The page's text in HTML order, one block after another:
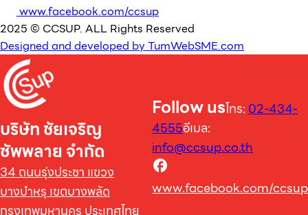
www.facebook.com/ccsup
2025 © CCSUP. ALL Rights Reserved
Designed and developed by TumWebSME.com
บริษัท ชัยเจริญ
ซัพพลาย จำกัด
34 ถนนรุ่งประชา แขวง
บางบำหรุ เขตบางพลัด
กรุงเทพมหานคร ประเทศไทย
Follow usโทร:02-434-
4555อีเมล:
info@ccsup.co.th
www.facebook.com/ccsup